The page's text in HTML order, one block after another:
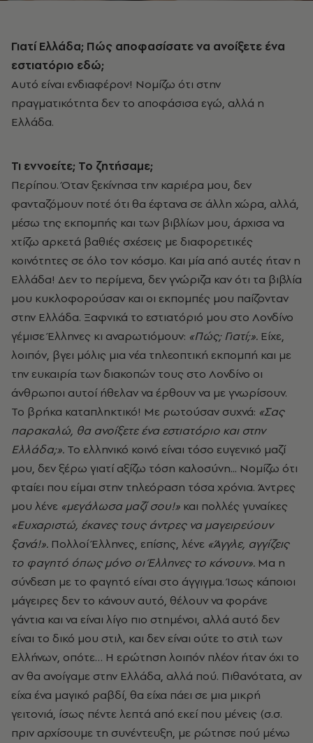
Γιατί Ελλάδα; Πώς αποφασίσατε να ανοίξετε ένα
εστιατόριο εδώ;
Αυτό είναι ενδιαφέρον! Νομίζω ότι στην
πραγματικότητα δεν το αποφάσισα εγώ, αλλά η
Ελλάδα.
Τι εννοείτε; Το ζητήσαμε;
Περίπου. Όταν ξεκίνησα την καριέρα μου, δεν
φανταζόμουν ποτέ ότι θα έφτανα σε άλλη χώρα, αλλά,
μέσω της εκπομπής και των βιβλίων μου, άρχισα να
χτίζω αρκετά βαθιές σχέσεις με διαφορετικές
κοινότητες σε όλο τον κόσμο. Και μία από αυτές ήταν η
Ελλάδα! Δεν το περίμενα, δεν γνώριζα καν ότι τα βιβλία
μου κυκλοφορούσαν και οι εκπομπές μου παίζονταν
στην Ελλάδα. Ξαφνικά το εστιατόριό μου στο Λονδίνο
γέμισε Έλληνες κι αναρωτιόμουν: «Πώς; Γιατί;». Είχε,
λοιπόν, βγει μόλις μια νέα τηλεοπτική εκπομπή και με
την ευκαιρία των διακοπών τους στο Λονδίνο οι
άνθρωποι αυτοί ήθελαν να έρθουν να με γνωρίσουν.
Το βρήκα καταπληκτικό! Με ρωτούσαν συχνά: «Σας
παρακαλώ, θα ανοίξετε ένα εστιατόριο και στην
Ελλάδα;». Το ελληνικό κοινό είναι τόσο ευγενικό μαζί
μου, δεν ξέρω γιατί αξίζω τόση καλοσύνη... Νομίζω ότι
φταίει που είμαι στην τηλεόραση τόσα χρόνια. Άντρες
μου λένε «μεγάλωσα μαζί σου!» και πολλές γυναίκες
«Ευχαριστώ, έκανες τους άντρες να μαγειρεύουν
ξανά!». Πολλοί Έλληνες, επίσης, λένε «Άγγλε, αγγίζεις
το φαγητό όπως μόνο οι Έλληνες το κάνουν». Μα η
σύνδεση με το φαγητό είναι στο άγγιγμα. Ίσως κάποιοι
μάγειρες δεν το κάνουν αυτό, θέλουν να φοράνε
γάντια και να είναι λίγο πιο στημένοι, αλλά αυτό δεν
είναι το δικό μου στιλ, και δεν είναι ούτε το στιλ των
Ελλήνων, οπότε… Η ερώτηση λοιπόν πλέον ήταν όχι το
αν θα ανοίγαμε στην Ελλάδα, αλλά πού. Πιθανότατα, αν
είχα ένα μαγικό ραβδί, θα είχα πάει σε μια μικρή
γειτονιά, ίσως πέντε λεπτά από εκεί που μένεις (σ.σ.
πριν αρχίσουμε τη συνέντευξη, με ρώτησε πού μένω